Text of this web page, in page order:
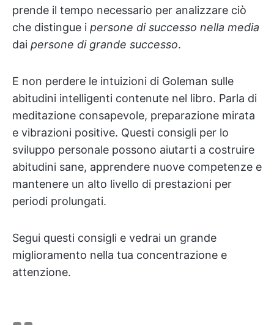
prende il tempo necessario per analizzare ciò
che distingue i persone di successo nella media
dai persone di grande successo.
E non perdere le intuizioni di Goleman sulle
abitudini intelligenti contenute nel libro. Parla di
meditazione consapevole, preparazione mirata
e vibrazioni positive. Questi consigli per lo
sviluppo personale possono aiutarti a costruire
abitudini sane, apprendere nuove competenze e
mantenere un alto livello di prestazioni per
periodi prolungati.
Segui questi consigli e vedrai un grande
miglioramento nella tua concentrazione e
attenzione.